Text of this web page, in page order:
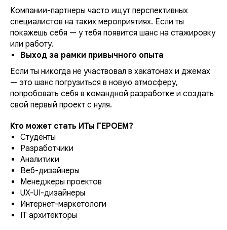
Компании-партнеры часто ищут перспективных
специалистов на таких мероприятиях. Если ты
покажешь себя — у тебя появится шанс на стажировку
или работу.
Выход за рамки привычного опыта
Если ты никогда не участвовал в хакатонах и джемах
— это шанс погрузиться в новую атмосферу,
попробовать себя в командной разработке и создать
свой первый проект с нуля.
Кто может стать ИТы ГЕРОЕМ?
Студенты
Разработчики
Аналитики
Веб-дизайнеры
Менеджеры проектов
UX-UI-дизайнеры
Интернет-маркетологи
IT архитекторы